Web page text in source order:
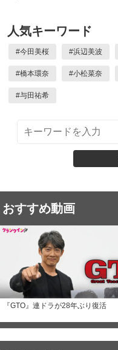
人気キーワード
#今田美桜 #浜辺美波
#橋本環奈 #小松菜奈
#与田祐希
おすすめ動画
『GTO』連ドラが28年ぶり復活